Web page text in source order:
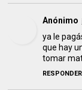
Anónimo
ya le
que hay
tomar
RESPONDER